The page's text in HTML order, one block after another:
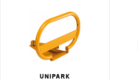
Unipark